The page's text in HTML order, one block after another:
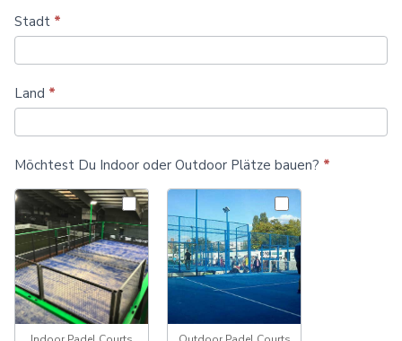
Stadt *
Land *
Möchtest Du Indoor oder Outdoor Plätze bauen? *